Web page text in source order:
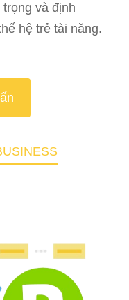
và định
hệ trẻ tài năng.